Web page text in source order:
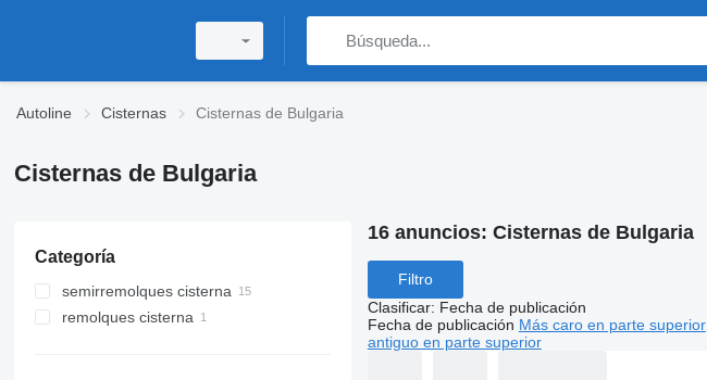
Autoline Cisternas Cisternas de Bulgaria
Cisternas de Bulgaria
Categoría
semirremolques cisterna
semirremolques cisterna de gas
remolques cisterna
16 anuncios: Cisternas de Bulgaria
Filtro
Clasificar: Fecha de publicación
Fecha de publicación Más caro en parte superior
antiguo en parte superior